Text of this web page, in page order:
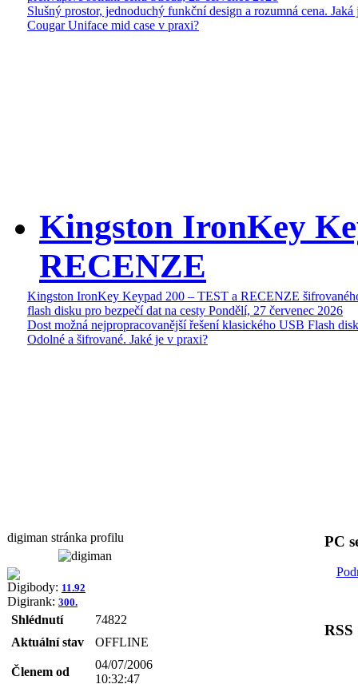
Slušný prostor, jednoduchý funkční design a rozumná cena. Jaká
Cougar Uniface mid case v praxi?
Kingston IronKey
RECENZE
Kingston IronKey Keypad 200 – TEST a RECENZE
flash disku pro bezpečí dat na cesty Pondělí, 27 červenec 2026
Dost možná nejpropracovanější řešení klasického USB Flash
Odolné a šifrované. Jaké je v praxi?
digiman stránka profilu
Digibody: 11.92
Digirank: 300.
Shlédnutí
74822
Aktuální stav
OFFLINE
Členem od
04/07/2006
10:32:47
PC
RSS